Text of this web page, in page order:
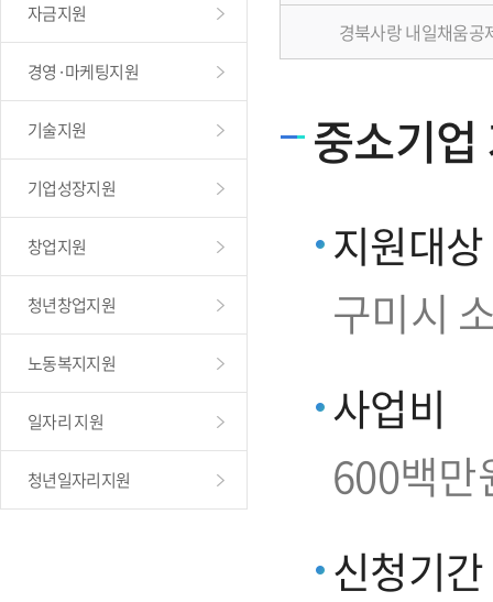
자금지원
경영·마케팅지원
기술지원
기업성장지원
창업지원
청년창업지원
노동복지지원
일자리 지원
청년일자리지원
경북사랑 내일채움공
중소기
지원대상
구미시
사업비
600백만
신청기간